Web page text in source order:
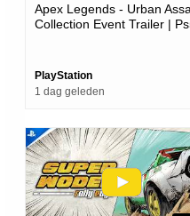
Apex Legends - Urban
Collection Event Trailer |
PlayStation
1 dag geleden